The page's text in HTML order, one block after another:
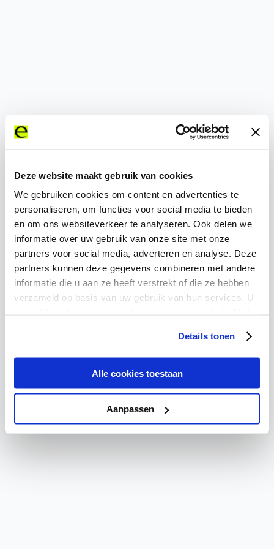
Deze website maakt gebruik van cookies
We gebruiken cookies om content en advertenties te
personaliseren, om functies voor social media te bieden
en om ons websiteverkeer te analyseren. Ook delen we
informatie over uw gebruik van onze site met onze
partners voor social media, adverteren en analyse. Deze
partners kunnen deze gegevens combineren met andere
informatie die u aan ze heeft verstrekt of die ze hebben
verzameld op basis van uw gebruik van hun services. U
Details tonen
Alle cookies toestaan
Aanpassen
500
Critical Error
A critical error has occurred. Please refresh the page or
Try again Go Home